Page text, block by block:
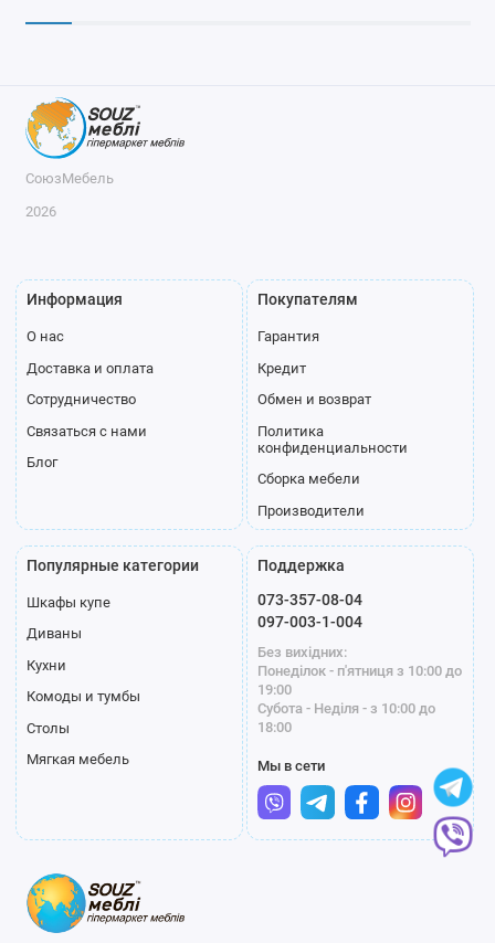
СоюзМебель
2026
Информация
О нас
Доставка и оплата
Сотрудничество
Связаться с нами
Блог
Покупателям
Гарантия
Кредит
Обмен и возврат
Политика
конфиденциальности
Сборка мебели
Производители
Популярные категории
Шкафы купе
Диваны
Кухни
Комоды и тумбы
Столы
Мягкая мебель
Поддержка
073-357-08-04
097-003-1-004
Без вихідних:
Понеділок - п'ятниця з 10:00 до
19:00
Субота - Неділя - з 10:00 до
18:00
Мы в сети